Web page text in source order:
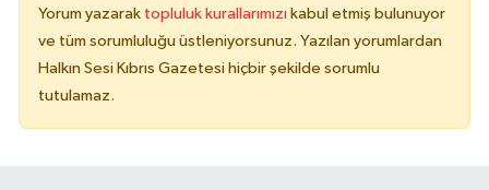
Yorum yazarak topluluk kurallarımızı kabul etmiş bulunuyor
ve tüm sorumluluğu üstleniyorsunuz. Yazılan yorumlardan
Halkın Sesi Kıbrıs Gazetesi hiçbir şekilde sorumlu
tutulamaz.